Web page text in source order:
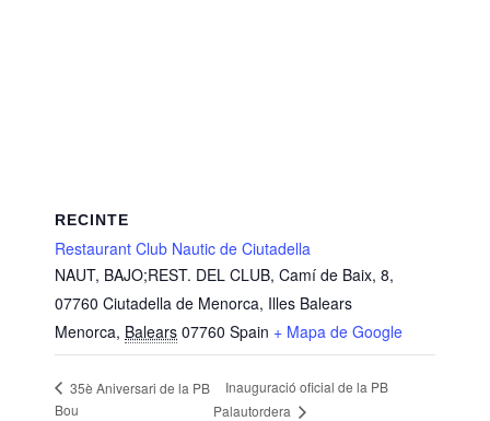
RECINTE
Restaurant Club Nautic de Ciutadella
NAUT, BAJO;REST. DEL CLUB, Camí de Baix, 8,
07760 Ciutadella de Menorca, Illes Balears
Menorca, Balears 07760 Spain + Mapa de Google
35è Aniversari de la PB
Bou
Inauguració oficial de la PB
Palautordera